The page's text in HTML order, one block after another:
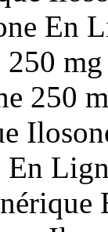
En
250
En